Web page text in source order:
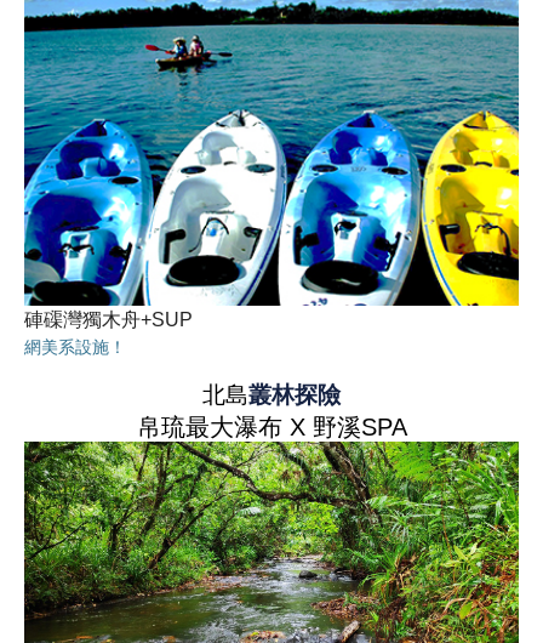
硨磲灣獨木舟+SUP
網美系設施！
北島叢林探險
帛琉最大瀑布 X 野溪SPA